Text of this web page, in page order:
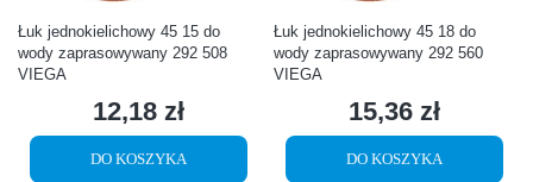
Łuk jednokielichowy 45 15 do
wody zaprasowywany 292 508
VIEGA
Cena
12,18 zł
DO KOSZYKA
Łuk jednokielichowy 45 18 do
wody zaprasowywany 292 560
VIEGA
Cena
15,36 zł
DO KOSZYKA